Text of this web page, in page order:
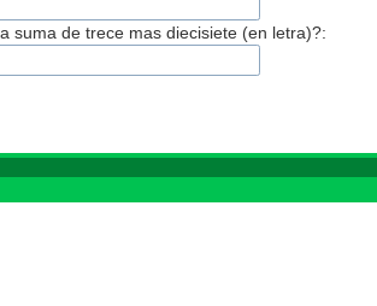
suma de trece mas diecisiete (en letra)?: